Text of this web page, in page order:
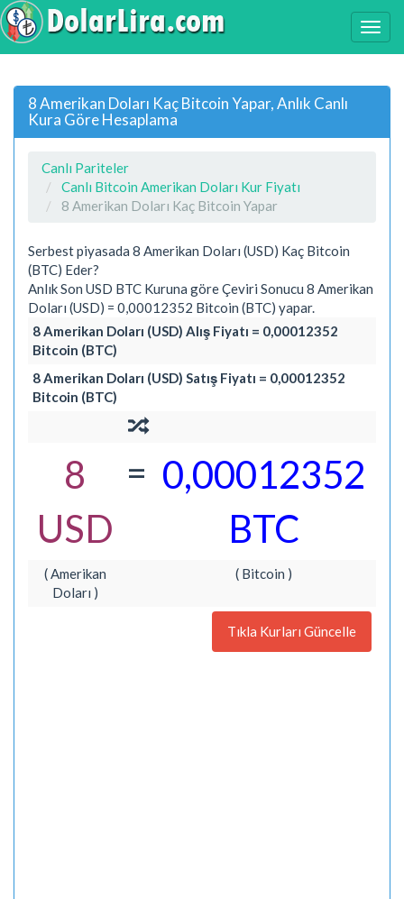
8 Amerikan Doları Kaç Bitcoin Yapar, Anlık Canlı
Kura Göre Hesaplama
Canlı Pariteler
Canlı Bitcoin Amerikan Doları Kur Fiyatı
8 Amerikan Doları Kaç Bitcoin Yapar
Serbest piyasada 8 Amerikan Doları (USD) Kaç Bitcoin
(BTC) Eder?
Anlık Son USD BTC Kuruna göre Çeviri Sonucu 8 Amerikan
Doları (USD) = 0,00012352 Bitcoin (BTC) yapar.
8 Amerikan Doları (USD) Alış Fiyatı = 0,00012352
Bitcoin (BTC)
8 Amerikan Doları (USD) Satış Fiyatı = 0,00012352
Bitcoin (BTC)
8
USD
= 0,00012352
BTC
( Amerikan
Doları )
( Bitcoin )
Tıkla Kurları Güncelle